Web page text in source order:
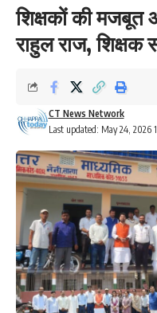
शिक्षकों की
राहुल राज, शिक्षक
Last updated: May 24, 2026
CT News Network